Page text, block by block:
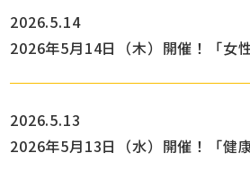
2026.5.14
2026年5月14日（木）開催！「女
2026.5.13
2026年5月13日（水）開催！「健